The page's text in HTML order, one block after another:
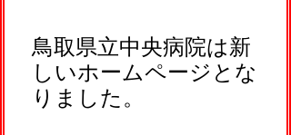
鳥取県立中央病院は新
しいホームページとな
りました。